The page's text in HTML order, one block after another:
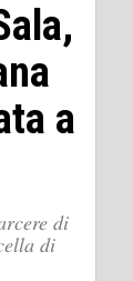
a
di
di